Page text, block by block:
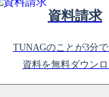
資料請求
TUNAGのことが3分
資料を無料ダウン